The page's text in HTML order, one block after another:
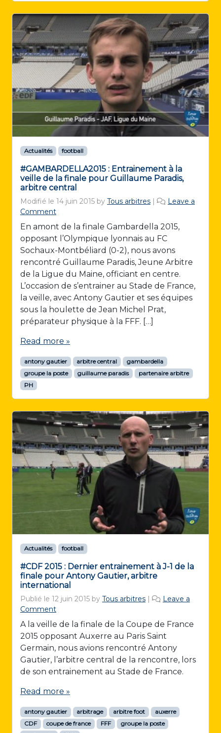
Actualités football
#GAMBARDELLA2015 : Entrainement à la
veille de la finale pour Guillaume Paradis,
arbitre central
Modifié le 14 juin 2015 by Tous arbitres |
Leave a
Comment
En amont de la finale Gambardella 2015,
opposant l’Olympique lyonnais au FC
Sochaux-Montbéliard (0-2), nous avons
rencontré Guillaume Paradis, Jeune Arbitre
de la Ligue du Maine, officiant en centre.
L’occasion de s’entrainer au Stade de France,
la veille, avec Antony Gautier et ses équipes
sous la houlette de Jean Michel Prat,
préparateur physique à la FFF. […]
Read more »
antony gautier arbitre central
gambardella
groupe la poste
guillaume paradis
partenaire arbitre
PH
Actualités football
#CDF 2015 : Dernier entrainement à J-1 de la
finale pour Antony Gautier, arbitre
international
Publié le 12 juin 2015 by Tous arbitres
Leave a
Comment
A la veille de la finale de la Coupe de France
2015 opposant Auxerre au Paris Saint
Germain, nous avions rencontré Antony
Gautier, l’arbitre central de la rencontre, lors
de son entrainement au Stade de France.
Read more »
antony gautier arbitrage arbitre foot
auxerre
CDF
coupe de france FFF
groupe la poste